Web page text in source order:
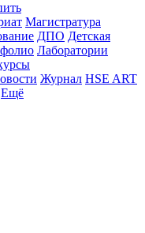
Магистратура
ДПО Детская
Лаборатории
Журнал HSE ART
Ещё